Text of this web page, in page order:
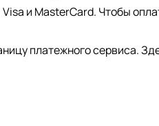
и MasterCard. Чтобы
платежного сервиса.